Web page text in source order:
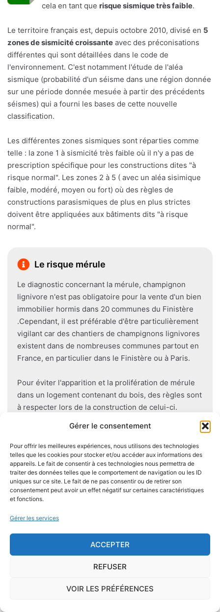
Gérer le consentement
Pour offrir les meilleures expériences, nous utilisons des technologies
telles que les cookies pour stocker et/ou accéder aux informations des
appareils. Le fait de consentir à ces technologies nous permettra de
traiter des données telles que le comportement de navigation ou les ID
uniques sur ce site. Le fait de ne pas consentir ou de retirer son
consentement peut avoir un effet négatif sur certaines caractéristiques
et fonctions.
Gérer les services
ACCEPTER
REFUSER
VOIR LES PRÉFÉRENCES
cela en tant que risque sismique très faible.
Le territoire français est, depuis octobre 2010, divisé en 5
zones de sismicité croissante avec des préconisations
différentes qui sont détaillées dans le code de
l'environnement. C'est notamment l'étude de l'aléa
sismique (probabilité d'un séisme dans une région donnée
sur une période donnée mesuée à partir des précédents
séismes) qui a fourni les bases de cette nouvelle
classification.
Les différentes zones sismiques sont réparties comme
telle : la zone 1 à sismicité très faible où il n'y a pas de
prescription spécifique pour les constructions dites "à
risque normal". Les zones 2 à 5 ( avec un aléa sisimique
faible, modéré, moyen ou fort) où des règles de
constructions parasismiques de plus en plus strictes
doivent être appliquées aux bâtiments dits "à risque
normal".
Le risque mérule
Le diagnostic concernant la mérule, champignon
lignivore n'est pas obligatoire pour la vente d'un bien
immobilier hormis dans 20 communes du Finistère
.Cependant, il est préférable d'être particulièrement
vigilant car des chantiers de champignons lignivores
existent dans de nombreuses communes partout en
France, en particulier dans le Finistère ou à Paris.
Pour éviter l'apparition et la prolifération de mérule
dans un logement contenant du bois, des règles sont
à respecter lors de la construction de celui-ci.
contact direct entre le bois et le sol, s'assurer de
l'étanchéité des façades et toitures ou encore
prévoir des aérations en sous-sol limitent les risques
majeurs d'apparition de champignons lignivores.
Je demande le descriptif des
risques pour ma ville
Le risque Radon